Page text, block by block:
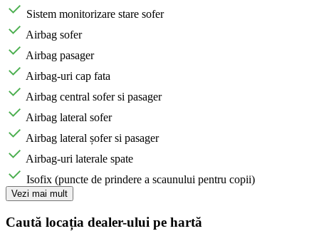
Sistem monitorizare stare sofer
Airbag sofer
Airbag pasager
Airbag-uri cap fata
Airbag central sofer si pasager
Airbag lateral sofer
Airbag lateral șofer si pasager
Airbag-uri laterale spate
Isofix (puncte de prindere a scaunului pentru copii)
Vezi mai mult
Caută locația dealer-ului pe hartă